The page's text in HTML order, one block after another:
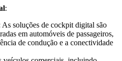
:
As soluções de cockpit digital são
em automóveis de passageiros,
de condução e a conectividade